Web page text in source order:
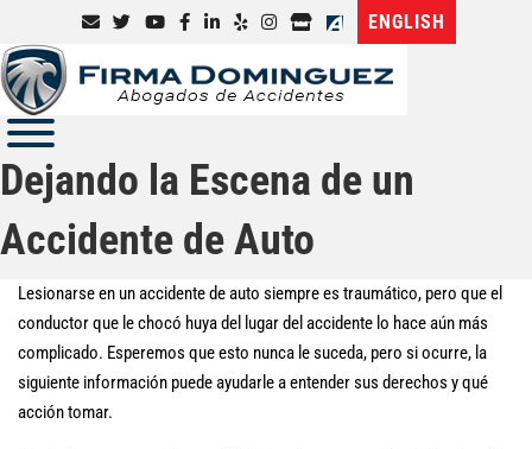
ENGLISH
Dejando la Escena de un
Accidente de Auto
Lesionarse en un accidente de auto siempre es traumático, pero que el
conductor que le chocó huya del lugar del accidente lo hace aún más
complicado. Esperemos que esto nunca le suceda, pero si ocurre, la
siguiente información puede ayudarle a entender sus derechos y qué
acción tomar.